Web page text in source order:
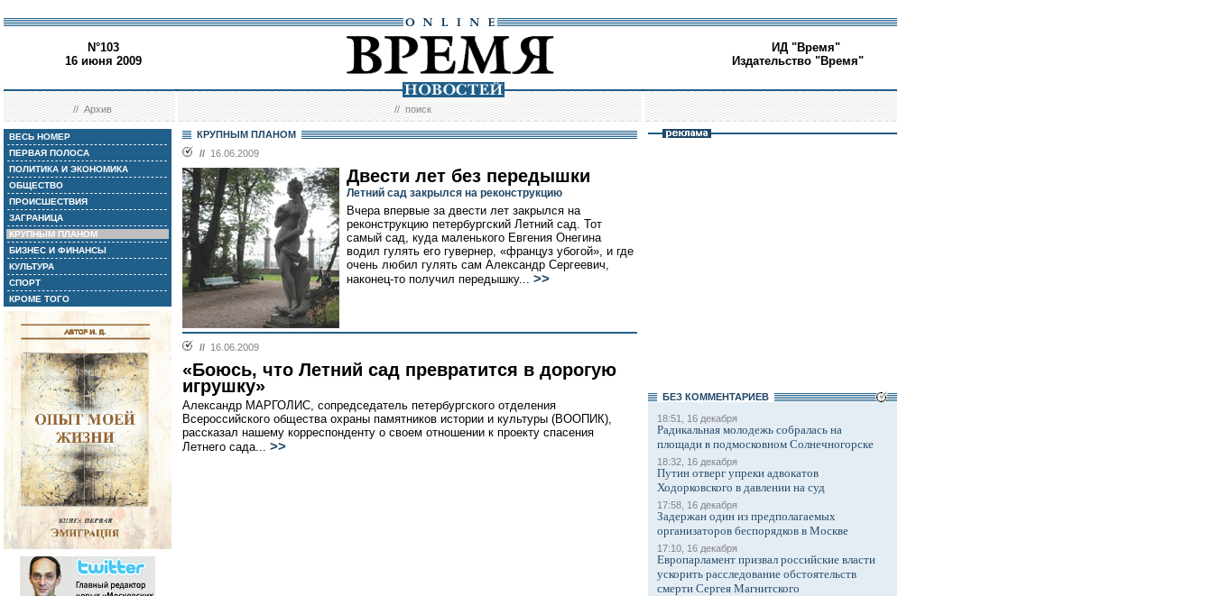
N°103
16 июня 2009
ИД "Время"
Издательство "Время"
//Архив //поиск
ВЕСЬ НОМЕР
ПЕРВАЯ ПОЛОСА
ПОЛИТИКА И ЭКОНОМИКА
ОБЩЕСТВО
ПРОИСШЕСТВИЯ
ЗАГРАНИЦА
КРУПНЫМ ПЛАНОМ
БИЗНЕС И ФИНАНСЫ
КУЛЬТУРА
СПОРТ
КРОМЕ ТОГО
КРУПНЫМ ПЛАНОМ
// 16.06.2009
Двести лет без передышки
Летний сад закрылся на реконструкцию
Вчера впервые за двести лет закрылся на
реконструкцию петербургский Летний сад. Тот
самый сад, куда маленького Евгения Онегина
водил гулять его гувернер, «француз убогой», и где
очень любил гулять сам Александр Сергеевич,
наконец-то получил передышку... >>
// 16.06.2009
«Боюсь, что Летний сад превратится в дорогую
игрушку»
Александр МАРГОЛИС, сопредседатель петербургского отделения
Всероссийского общества охраны памятников истории и культуры (ВООПИК),
рассказал нашему корреспонденту о своем отношении к проекту спасения
Летнего сада... >>
БЕЗ КОМMЕНТАРИЕВ
18:51, 16 декабря
Радикальная молодежь собралась на
площади в подмосковном Солнечногорске
18:32, 16 декабря
Путин отверг упреки адвокатов
Ходорковского в давлении на суд
17:58, 16 декабря
Задержан один из предполагаемых
организаторов беспорядков в Москве
17:10, 16 декабря
Европарламент призвал российские власти
ускорить расследование обстоятельств
смерти Сергея Магнитского